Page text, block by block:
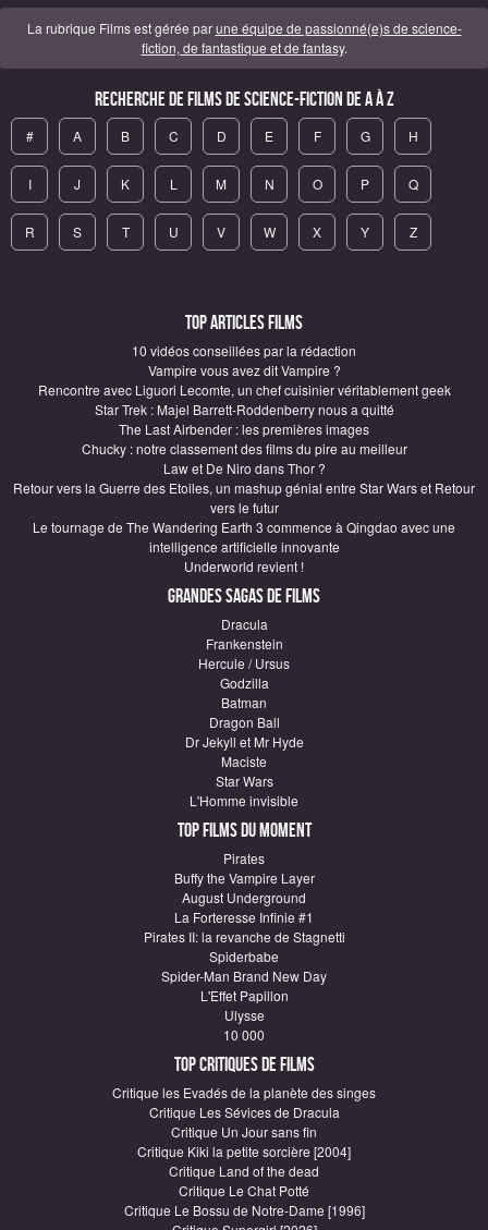
La rubrique Films est gérée parune équipe de passionné(e)s de science-
fiction, de fantastique et de fantasy.
Recherche de Films de science-fiction de A à Z
# A B C D E F G H
I J K L M N O P Q
R S T U V W X Y Z
Top articles Films
10 vidéos conseillées par la rédaction
Vampire vous avez dit Vampire ?
Rencontre avec Liguori Lecomte, un chef cuisinier véritablement geek
Star Trek : Majel Barrett-Roddenberry nous a quitté
The Last Airbender : les premières images
Chucky : notre classement des films du pire au meilleur
Law et De Niro dans Thor ?
Retour vers la Guerre des Etoiles, un mashup génial entre Star Wars et Retour
vers le futur
Le tournage de The Wandering Earth 3 commence à Qingdao avec une
intelligence artificielle innovante
Underworld revient !
Grandes sagas de Films
Dracula
Frankenstein
Hercule / Ursus
Godzilla
Batman
Dragon Ball
Dr Jekyll et Mr Hyde
Maciste
Star Wars
L'Homme invisible
Top Films du moment
Pirates
Buffy the Vampire Layer
August Underground
La Forteresse Infinie #1
Pirates II: la revanche de Stagnetti
Spiderbabe
Spider-Man Brand New Day
L'Effet Papillon
Ulysse
10 000
Top critiques de Films
Critique les Evadés de la planète des singes
Critique Les Sévices de Dracula
Critique Un Jour sans fin
Critique Kiki la petite sorcière [2004]
Critique Land of the dead
Critique Le Chat Potté
Critique Le Bossu de Notre-Dame [1996]